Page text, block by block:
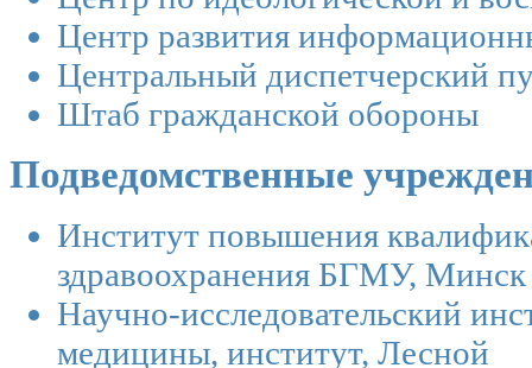
Центр развития
Центральный диспетчерский
Штаб гражданской обороны
Подведомственные
Институт повышения
здравоохранения БГМУ, Минск
Научно-исследовательский
медицины, институт, Лесной